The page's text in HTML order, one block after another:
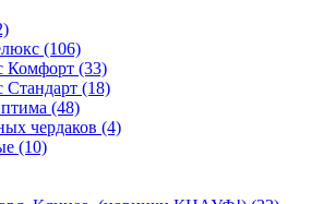
(106)
Комфорт (33)
(18)
(48)
чердаков (4)
(10)